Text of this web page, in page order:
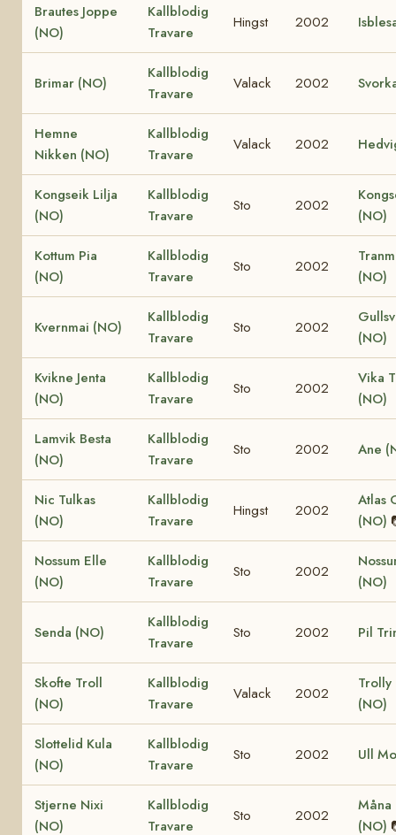
Brautes Joppe
(NO)
Kallblodig
Travare
Hingst 2002
Brimar (NO)
Kallblodig
Travare
Valack 2002
Hemne
Nikken (NO)
Kallblodig
Travare
Valack 2002
Kongseik Lilja
(NO)
Kallblodig
Travare
Sto 2002
(NO)
Kottum Pia
(NO)
Kallblodig
Travare
Sto 2002
(NO)
Kvernmai (NO)
Kallblodig
Travare
Sto 2002
(NO)
Kvikne Jenta
(NO)
Kallblodig
Travare
Sto 2002
Vika
(NO)
Lamvik Besta
(NO)
Kallblodig
Travare
Sto 2002 Ane
Nic Tulkas
(NO)
Kallblodig
Travare
Hingst 2002
Atlas
(NO)
Nossum Elle
(NO)
Kallblodig
Travare
Sto 2002
(NO)
Senda (NO)
Kallblodig
Travare
Sto 2002 Pil
Skofte Troll
(NO)
Kallblodig
Travare
Valack 2002
Trolly
(NO)
Slottelid Kula
(NO)
Kallblodig
Travare
Sto 2002 Ull
Stjerne Nixi
(NO)
Kallblodig
Travare
Sto 2002
Måna
(NO)